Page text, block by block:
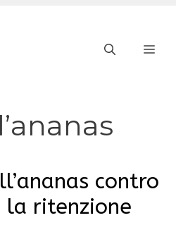
contro
ritenzione